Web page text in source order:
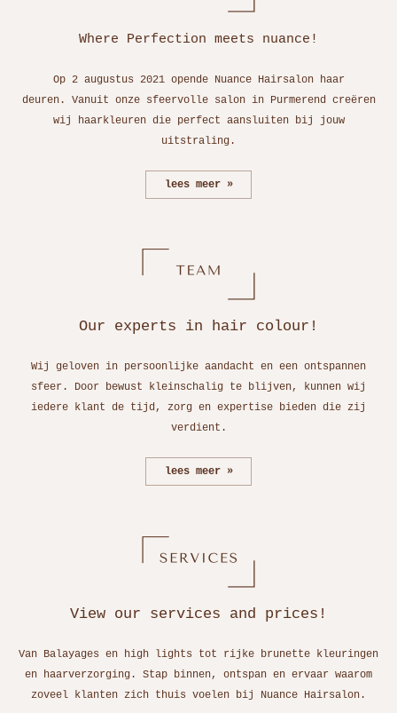
Where Perfection meets nuance!
Op 2 augustus 2021 opende Nuance Hairsalon haar
deuren. Vanuit onze sfeervolle salon in Purmerend creëren
wij haarkleuren die perfect aansluiten bij jouw
uitstraling.
lees meer
Our experts in hair colour!
Wij geloven in persoonlijke aandacht en een ontspannen
sfeer. Door bewust kleinschalig te blijven, kunnen wij
iedere klant de tijd, zorg en expertise bieden die zij
verdient.
lees meer
View our services and prices !
Van Balayages en high lights tot rijke brunette kleuringen
en haarverzorging. Stap binnen, ontspan en ervaar waarom
zoveel klanten zich thuis voelen bij Nuance Hairsalon.